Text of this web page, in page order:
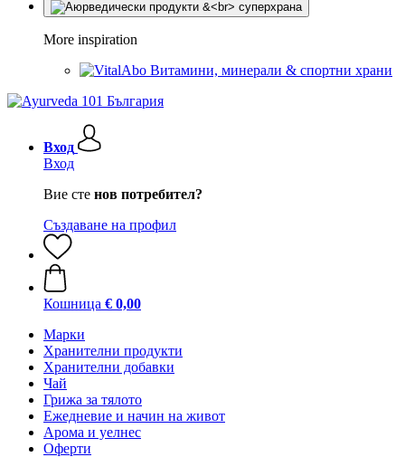
More inspiration
Витамини, минерали & спортни храни
Вход
Вход
Вие сте нов потребител?
Създаване на профил
Кошница € 0,00
Марки
Хранителни продукти
Хранителни добавки
Чай
Грижа за тялото
Ежедневие и начин на живот
Арома и уелнес
Оферти